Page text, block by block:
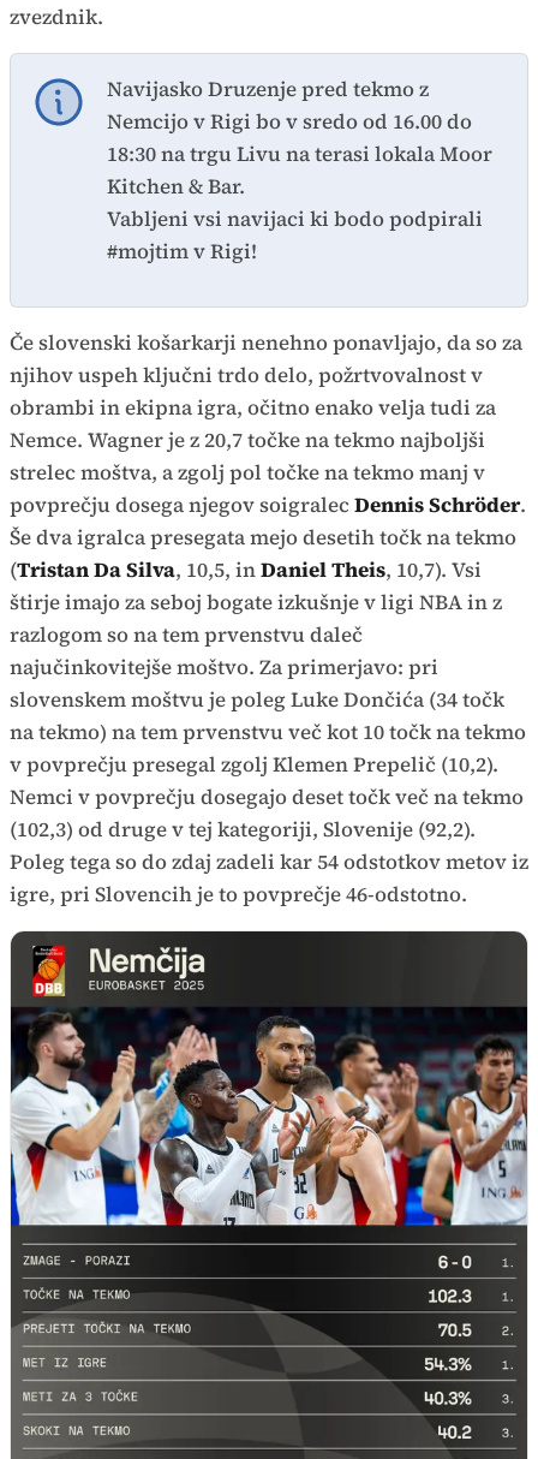
zvezdnik.
Navijasko Druzenje pred tekmo z
Nemcijo v Rigi bo v sredo od 16.00 do
18:30 na trgu Livu na terasi lokala Moor
Kitchen & Bar.
Vabljeni vsi navijaci ki bodo podpirali
#mojtim v Rigi!
Če slovenski košarkarji nenehno ponavljajo, da so za
njihov uspeh ključni trdo delo, požrtvovalnost v
obrambi in ekipna igra, očitno enako velja tudi za
Nemce. Wagner je z 20,7 točke na tekmo najboljši
strelec moštva, a zgolj pol točke na tekmo manj v
povprečju dosega njegov soigralecDennis Schröder.
Še dva igralca presegata mejo desetih točk na tekmo
(Tristan Da Silva, 10,5, inDaniel Theis, 10,7). Vsi
štirje imajo za seboj bogate izkušnje v ligi NBA in z
razlogom so na tem prvenstvu daleč
najučinkovitejše moštvo. Za primerjavo: pri
slovenskem moštvu je poleg Luke Dončića (34 točk
na tekmo) na tem prvenstvu več kot 10 točk na tekmo
v povprečju presegal zgolj Klemen Prepelič (10,2).
Nemci v povprečju dosegajo deset točk več na tekmo
(102,3) od druge v tej kategoriji, Slovenije (92,2).
Poleg tega so do zdaj zadeli kar 54 odstotkov metov iz
igre, pri Slovencih je to povprečje 46-odstotno.